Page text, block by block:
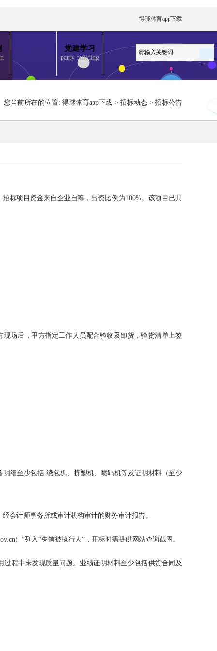
得球体育app下载
党建学习
party building
您当前所在的位置: 得球体育app下载 > 招标动态 > 招标公告
标项目资金来自企业自筹，出资比例为100%。该项目已具
场后，甲方指定工作人员配合验收及卸货，验货清单上签
明细至少包括:绕包机、挤塑机、喷码机等及证明材料（至少
会计师事务所或审计机构审计的财务审计报告。
）”列入“失信被执行人”，开标时需提供网站查询截图。
程中未发现质量问题。业绩证明材料至少包括供货合同及